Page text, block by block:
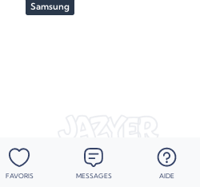
Samsung
FAVORIS MESSAGES AIDE